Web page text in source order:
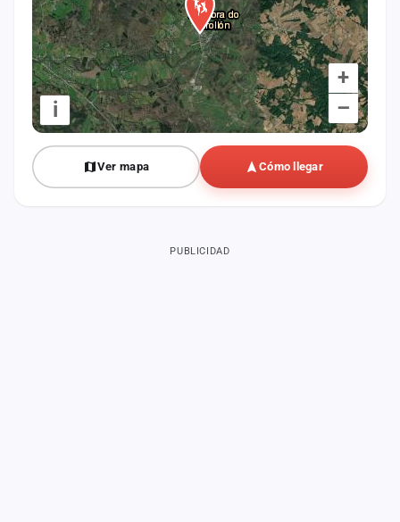
+
–
i
Ver mapa Cómo llegar
PUBLICIDAD